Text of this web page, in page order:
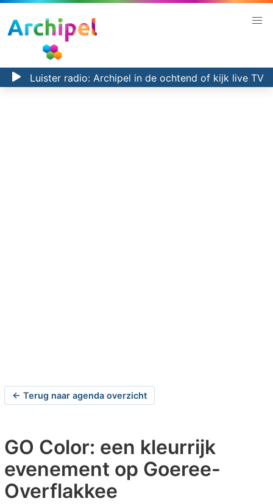
Luister radio: Archipel in de ochtend of kijk live TV
← Terug naar agenda overzicht
GO Color: een kleurrijk
evenement op Goeree-
Overflakkee